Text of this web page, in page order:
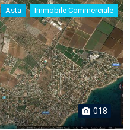
Asta Immobile Commerciale
018